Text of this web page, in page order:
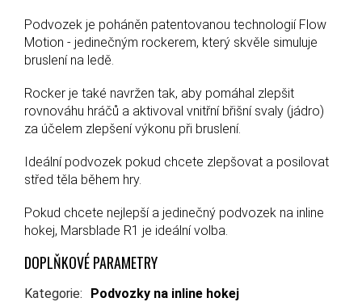
Podvozek je poháněn patentovanou technologií Flow
Motion - jedinečným rockerem, který skvěle simuluje
bruslení na ledě.
Rocker je také navržen tak, aby pomáhal zlepšit
rovnováhu hráčů a aktivoval vnitřní břišní svaly (jádro)
za účelem zlepšení výkonu při bruslení.
Ideální podvozek pokud chcete zlepšovat a posilovat
střed těla během hry.
Pokud chcete nejlepší a jedinečný podvozek na inline
hokej, Marsblade R1 je ideální volba.
DOPLŇKOVÉ PARAMETRY
Kategorie:
Podvozky na inline hokej